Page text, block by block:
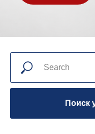
Поиск